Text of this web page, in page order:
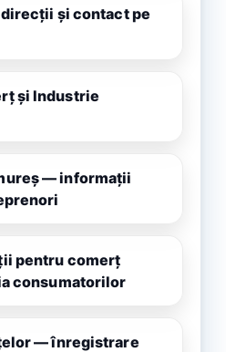
și contact pe
și Industrie
— informații
pentru comerț
consumatorilor
— înregistrare